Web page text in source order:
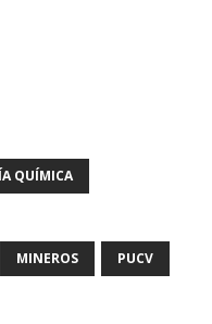
QUÍMICA
MINEROS PUCV